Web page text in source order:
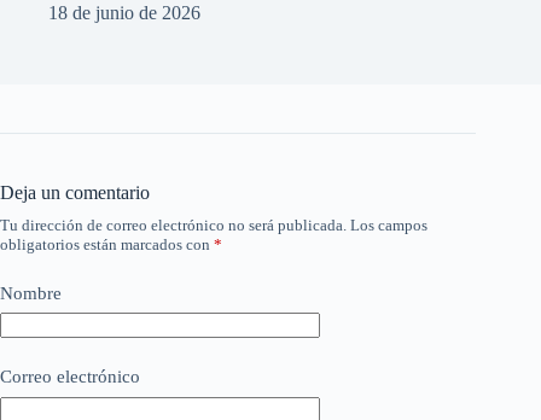
18 de junio de 2026
Deja un comentario
Tu dirección de correo electrónico no será publicada. Los campos
obligatorios están marcados con *
Nombre
Correo electrónico